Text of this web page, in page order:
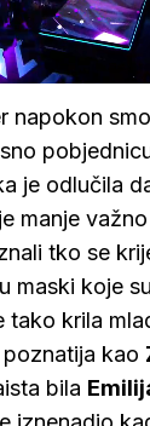
Loaded:
100.00%
napokon
je odlučila
manje
tko se
maski koje
tako krila
poznatija kao
bila